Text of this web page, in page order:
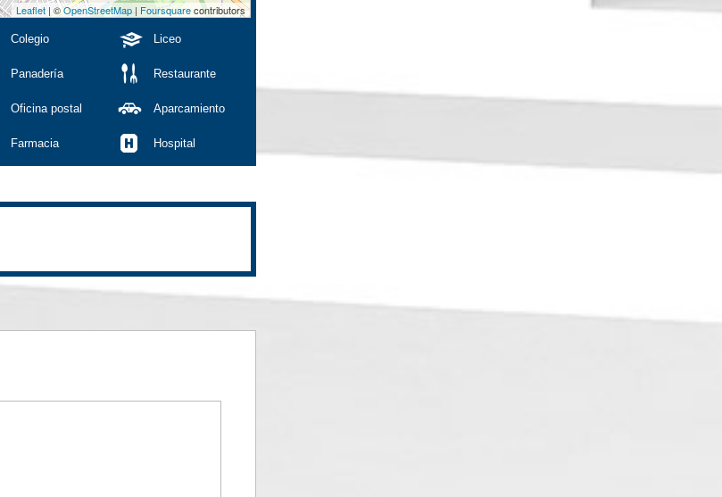
Leaflet | ©OpenStreetMap | Foursquarecontributors
Colegio Liceo
Panadería Restaurante
Oficina postal Aparcamiento
Farmacia Hospital